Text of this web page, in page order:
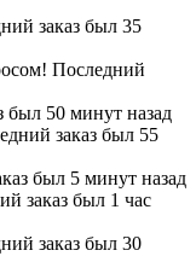
заказ был 35
Последний
был 50 минут назад
заказ был 55
был 5 минут назад
заказ был 1 час
заказ был 30